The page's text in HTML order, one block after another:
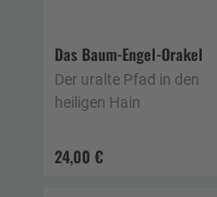
Das Baum-Engel-Orakel
24,00 €
Der uralte Pfad in den
heiligen Hain